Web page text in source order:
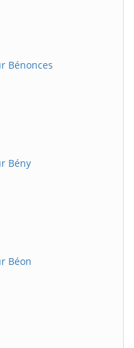
Bénonces
Bény
Béon